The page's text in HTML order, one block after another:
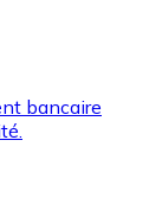
acheter
bancaire